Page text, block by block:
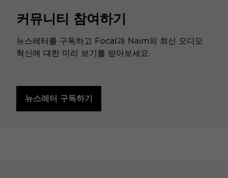
커뮤니티 참여하기
뉴스레터를 구독하고 Focal과 Naim의 최신 오디오
혁신에 대한 미리 보기를 받아보세요.
뉴스레터 구독하기